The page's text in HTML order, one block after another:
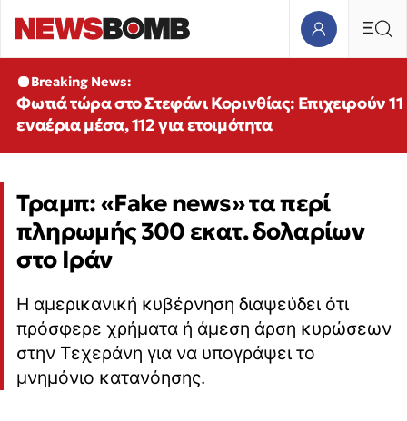
Breaking News:
Φωτιά τώρα στο Στεφάνι Κορινθίας: Επιχειρούν 11
εναέρια μέσα, 112 για ετοιμότητα
Τραμπ: «Fake news» τα περί
πληρωμής 300 εκατ. δολαρίων
στο Ιράν
Η αμερικανική κυβέρνηση διαψεύδει ότι
πρόσφερε χρήματα ή άμεση άρση κυρώσεων
στην Τεχεράνη για να υπογράψει το
μνημόνιο κατανόησης.